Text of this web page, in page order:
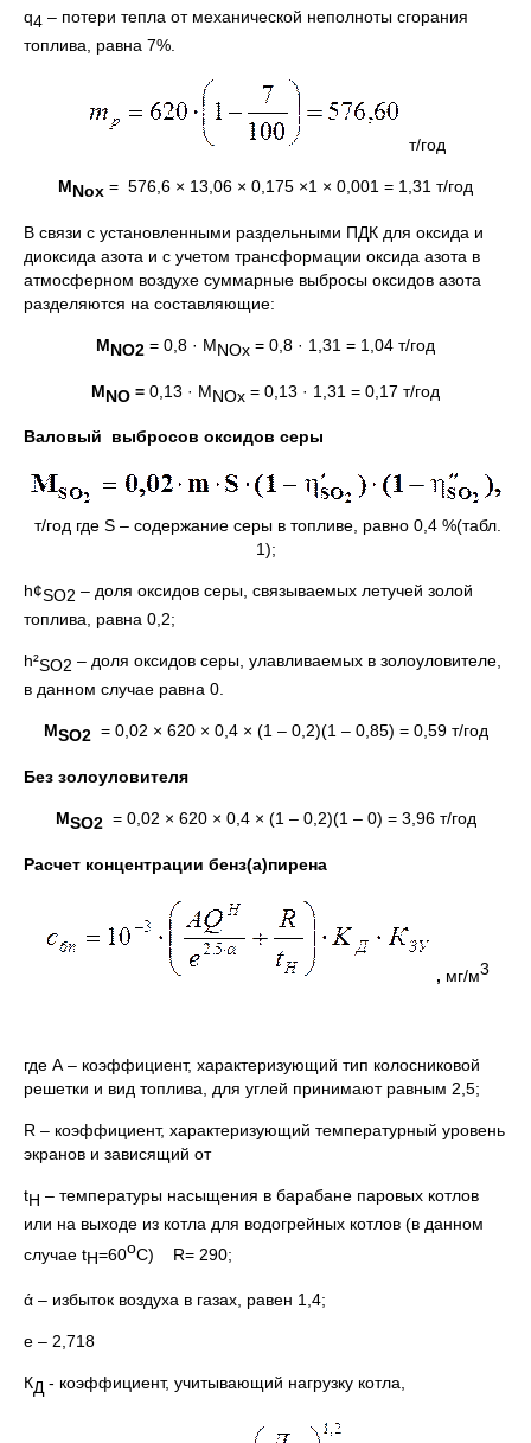
q4 – потери тепла от механической неполноты сгорания
топлива, равна 7%.
т/год
MNoх = 576,6 × 13,06 × 0,175 ×1 × 0,001 = 1,31 т/год
В связи с установленными раздельными ПДК для оксида и
диоксида азота и с учетом трансформации оксида азота в
атмосферном воздухе суммарные выбросы оксидов азота
разделяются на составляющие:
MNO2 = 0,8 · MNOх = 0,8 · 1,31 = 1,04 т/год
MNO = 0,13 · MNOх = 0,13 · 1,31 = 0,17 т/год
Валовый выбросов оксидов серы
т/год где S – содержание серы в топливе, равно 0,4 %(табл.
1);
h¢SO2 – доля оксидов серы, связываемых летучей золой
топлива, равна 0,2;
h²SO2 – доля оксидов серы, улавливаемых в золоуловителе,
в данном случае равна 0.
МSO2 = 0,02 × 620 × 0,4 × (1 – 0,2)(1 – 0,85) = 0,59 т/год
Без золоуловителя
МSO2 = 0,02 × 620 × 0,4 × (1 – 0,2)(1 – 0) = 3,96 т/год
Расчет концентрации бенз(а)пирена
, мг/м3
где А – коэффициент, характеризующий тип колосниковой
решетки и вид топлива, для углей принимают равным 2,5;
R – коэффициент, характеризующий температурный уровень
экранов и зависящий от
tH – температуры насыщения в барабане паровых котлов
или на выходе из котла для водогрейных котлов (в данном
случае tH=60оС) R= 290;
ά – избыток воздуха в газах, равен 1,4;
е – 2,718
КД - коэффициент, учитывающий нагрузку котла,